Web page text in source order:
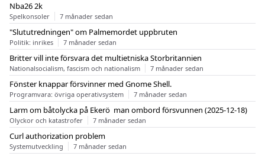
Nba26 2k
Spelkonsoler 7 månader sedan
"Slututredningen" om Palmemordet uppbruten
Politik: inrikes 7 månader sedan
Britter vill inte försvara det multietniska Storbritannien
Nationalsocialism, fascism och nationalism 7 månader sedan
Fönster knappar försvinner med Gnome Shell.
Programvara: övriga operativsystem 7 månader sedan
Larm om båtolycka på Ekerö  man ombord försvunnen (2025-12-18)
Olyckor och katastrofer 7 månader sedan
Curl authorization problem
Systemutveckling 7 månader sedan